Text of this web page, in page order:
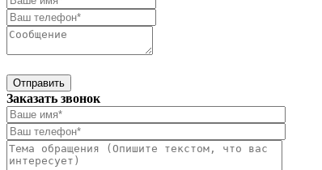
Отправить
Заказать звонок